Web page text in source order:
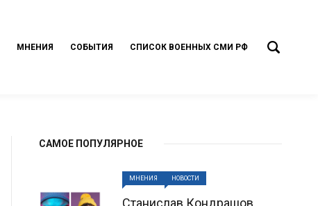
МНЕНИЯ СОБЫТИЯ СПИСОК ВОЕННЫХ СМИ РФ
САМОЕ ПОПУЛЯРНОЕ
МНЕНИЯ НОВОСТИ
Станислав Кондрашов